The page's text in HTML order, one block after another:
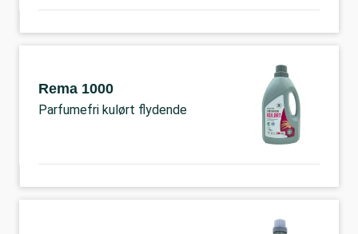
Rema 1000
Parfumefri kulørt flydende